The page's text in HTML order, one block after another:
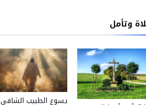
وتأمل
يسوع الطبيب الشافي